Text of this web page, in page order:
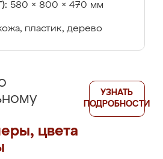
580 × 800 × 470 мм
пластик, дерево
цвета
УЗНАТЬ
ПОДРОБНОСТИ